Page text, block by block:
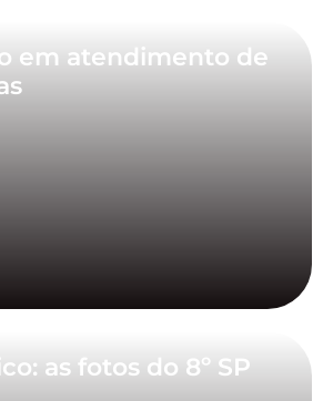
em atendimento de
as fotos do 8º SP